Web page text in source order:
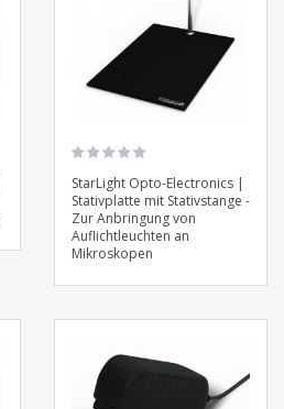
StarLight Opto-Electronics |
Stativplatte mit Stativstange -
Zur Anbringung von
Auflichtleuchten an
Mikroskopen